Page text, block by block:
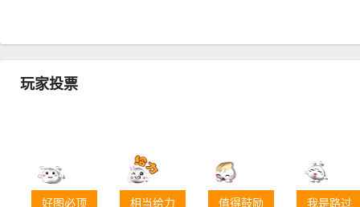
玩家投票
好图必顶 相当给力 值得鼓励 我是路过